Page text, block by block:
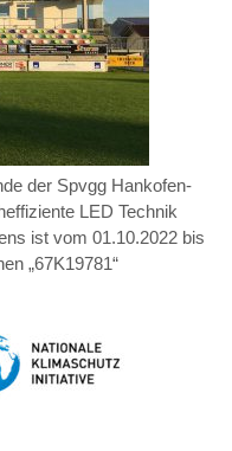
der Spvgg Hankofen-
LED Technik
ist vom 01.10.2022 bis
„67K19781“